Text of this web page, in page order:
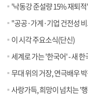
'낙동강 준설량 15% 재퇴
"공공·가계·기업 건전성
이 시각 주요소식(단신)
세계로 가는 '한국어' - 새
무대 위의 거장, 연극배우
사랑가득, 희망이 넘치는 '행복